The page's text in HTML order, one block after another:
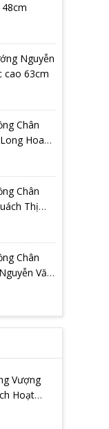
Nguyễn
cao 63cm
Chân
Hoa
Chân
Thị
Dát Vàng
Chân
Văn
Dát
Vượng
Hoạt
Đán Ất